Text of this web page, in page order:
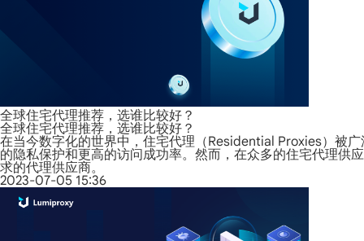
全球住宅代理推荐，选谁比较好？
全球住宅代理推荐，选谁比较好？
在当今数字化的世界中，住宅代理（Residential Proxies）被
的隐私保护和更高的访问成功率。然而，在众多的住宅代理供
求的代理供应商。
2023-07-05 15:36